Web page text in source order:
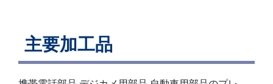
主要加工品